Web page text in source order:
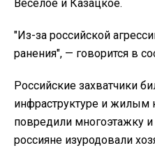
Веселое и Казацкое.
"Из-за российской
ранения", — говорится в
Российские захватчики
инфраструктуре и жилым
повредили многоэтажку
россияне изуродовали